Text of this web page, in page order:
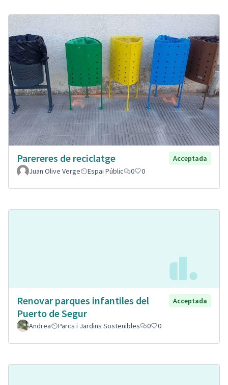
Parereres de reciclatge
Acceptada
Juan Olive Verge
Espai Públic 0 0
Renovar parques infantiles del
Puerto de Segur
Acceptada
Andrea Parcs i Jardins Sostenibles 0 0